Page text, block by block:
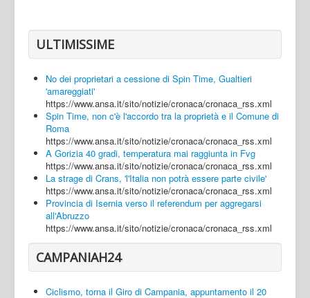
Caserta
Napoli
Salerno
Login
ULTIMISSIME
No dei proprietari a cessione di Spin Time, Gualtieri
'amareggiati'
https://www.ansa.it/sito/notizie/cronaca/cronaca_rss.xml
Spin Time, non c'è l'accordo tra la proprietà e il Comune di
Roma
https://www.ansa.it/sito/notizie/cronaca/cronaca_rss.xml
A Gorizia 40 gradi, temperatura mai raggiunta in Fvg
https://www.ansa.it/sito/notizie/cronaca/cronaca_rss.xml
La strage di Crans, 'l'Italia non potrà essere parte civile'
https://www.ansa.it/sito/notizie/cronaca/cronaca_rss.xml
Provincia di Isernia verso il referendum per aggregarsi
all'Abruzzo
https://www.ansa.it/sito/notizie/cronaca/cronaca_rss.xml
CAMPANIAH24
Ciclismo, torna il Giro di Campania, appuntamento il 20